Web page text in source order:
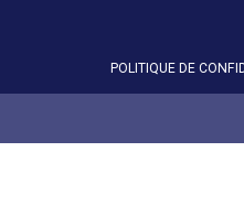
POLITIQUE DE